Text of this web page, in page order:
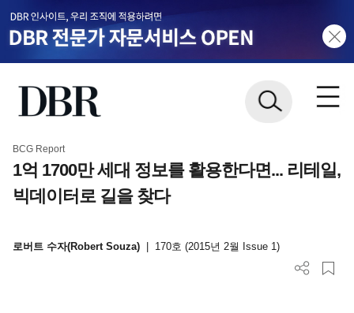
BCG Report
1억 1700만 세대 정보를 활용한다면... 리테일,
빅데이터로 길을 찾다
로버트 수자(Robert Souza) 170호 (2015년 2월 Issue 1)